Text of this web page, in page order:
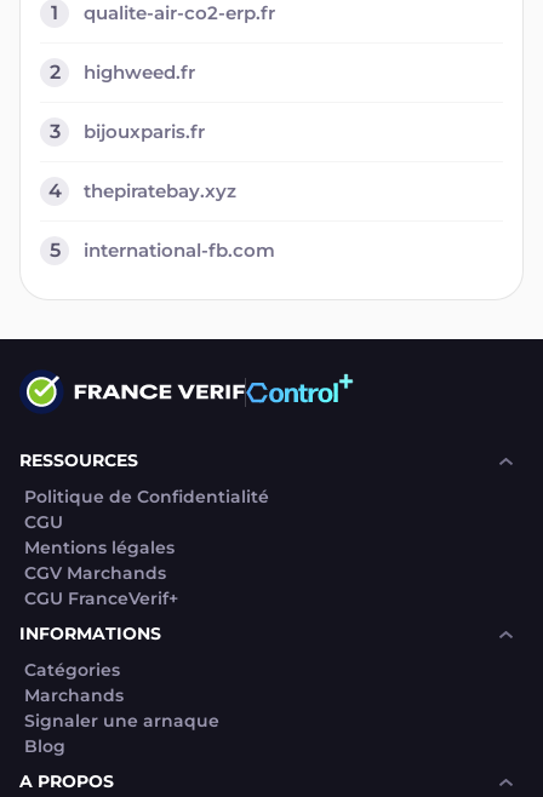
1 qualite-air-co2-erp.fr
2 highweed.fr
3 bijouxparis.fr
4 thepiratebay.xyz
5 international-fb.com
RESSOURCES
Politique de Confidentialité
CGU
Mentions légales
CGV Marchands
CGU FranceVerif+
INFORMATIONS
Catégories
Marchands
Signaler une arnaque
Blog
A PROPOS